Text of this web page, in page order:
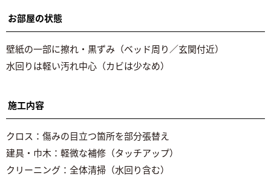
お部屋の状態
壁紙の一部に擦れ・黒ずみ（ベッド周り／玄関付近）
水回りは軽い汚れ中心（カビは少なめ）
施工内容
クロス：傷みの目立つ箇所を部分張替え
建具・巾木：軽微な補修（タッチアップ）
クリーニング：全体清掃（水回り含む）